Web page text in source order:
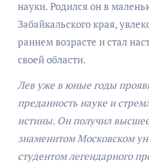
науки. Родился он в
Забайкальского края,
раннем возрасте и стал
своей области.
Лев уже в юные годы
преданность науке и
истины. Он получил
знаменитом Московском
студентом легендарного